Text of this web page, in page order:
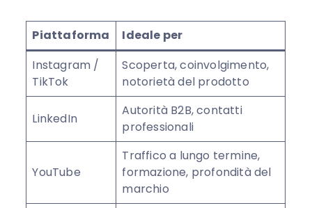
Piattaforma
Ideale per
Instagram /
TikTok
Scoperta, coinvolgimento,
notorietà del prodotto
LinkedIn
Autorità B2B, contatti
professionali
YouTube
Traffico a lungo termine,
formazione, profondità del
marchio